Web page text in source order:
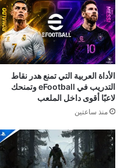
الأداة العربية التي تمنع هدر نقاط
التدريب في eFootball وتمنحك
لاعبًا أقوى داخل الملعب
منذ ساعتين